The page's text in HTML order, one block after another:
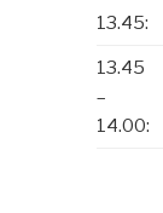
13.45:
13.45
–
14.00: